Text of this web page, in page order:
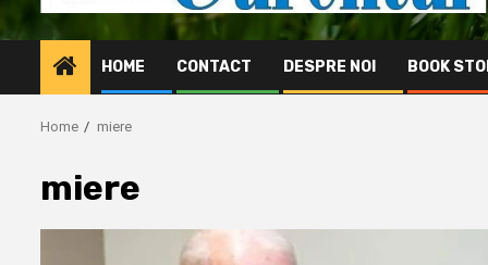
HOME CONTACT DESPRE NOI BOOK
Home miere
miere